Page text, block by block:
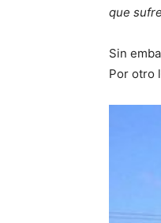
que
Sin
Por otro